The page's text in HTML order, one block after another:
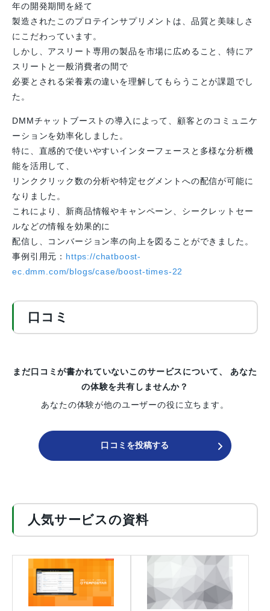
年の開発期間を経て
製造されたこのプロテインサプリメントは、品質と美味しさ
にこだわっています。
しかし、アスリート専用の製品を市場に広めること、特にア
スリートと一般消費者の間で
必要とされる栄養素の違いを理解してもらうことが課題でし
た。
DMMチャットブーストの導入によって、顧客とのコミュニケ
ーションを効率化しました。
特に、直感的で使いやすいインターフェースと多様な分析機
能を活用して、
リンククリック数の分析や特定セグメントへの配信が可能に
なりました。
これにより、新商品情報やキャンペーン、シークレットセー
ルなどの情報を効果的に
配信し、コンバージョン率の向上を図ることができました。
事例引用元： https://chatboost-
ec.dmm.com/blogs/case/boost-times-22
口コミ
まだ口コミが書かれていないこのサービスについて、 あなた
の体験を共有しませんか？
あなたの体験が他のユーザーの役に立ちます。
口コミを投稿する
人気サービスの資料